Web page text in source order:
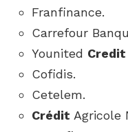
Franfinance.
Carrefour
Younited Credit
Cofidis.
Cetelem.
Crédit Agricole